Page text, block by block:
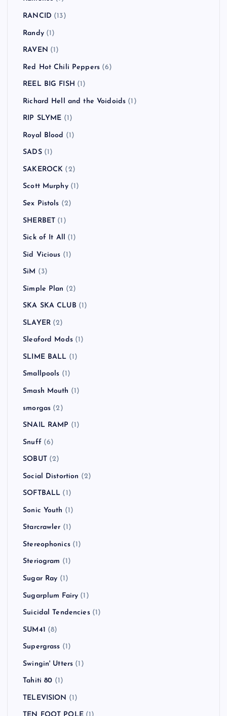
RANCID (13)
Randy(1)
RAVEN (1)
Red Hot Chili Peppers (6)
REEL BIG FISH (1)
Richard Hell and the Voidoids (1)
RIP SLYME (1)
Royal Blood (1)
SADS(1)
SAKEROCK (2)
Scott Murphy(1)
Sex Pistols (2)
SHERBET (1)
Sick of It All (1)
Sid Vicious (1)
SiM (3)
Simple Plan (2)
SKA SKA CLUB (1)
SLAYER(2)
Sleaford Mods(1)
SLIME BALL (1)
Smallpools (1)
Smash Mouth (1)
smorgas (2)
SNAIL RAMP (1)
Snuff (6)
SOBUT(2)
Social Distortion (2)
SOFTBALL (1)
Sonic Youth (1)
Starcrawler (1)
Stereophonics(1)
Steriogram (1)
Sugar Ray (1)
Sugarplum Fairy (1)
Suicidal Tendencies(1)
SUM41 (8)
Supergrass (1)
Swingin' Utters (1)
Tahiti 80 (1)
TELEVISION (1)